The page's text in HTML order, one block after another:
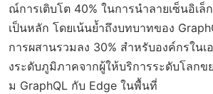
ณ์การเติบโต 40% ในการนำลายเซ็นอิเล็
เป็นหลัก โดยเน้นย้ำถึงบทบาทของ
การผสานรวมลง 30% สำหรับองค์กรในเ
งระดับภูมิภาคจากผู้ให้บริการระดับโลกข
ม GraphQL กับ Edge ในพื้นที่